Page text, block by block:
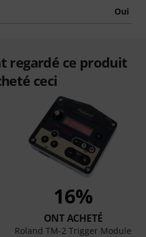
Oui
regardé ce produit
ceci
16%
ONT ACHETÉ
Roland TM-2 Trigger Module